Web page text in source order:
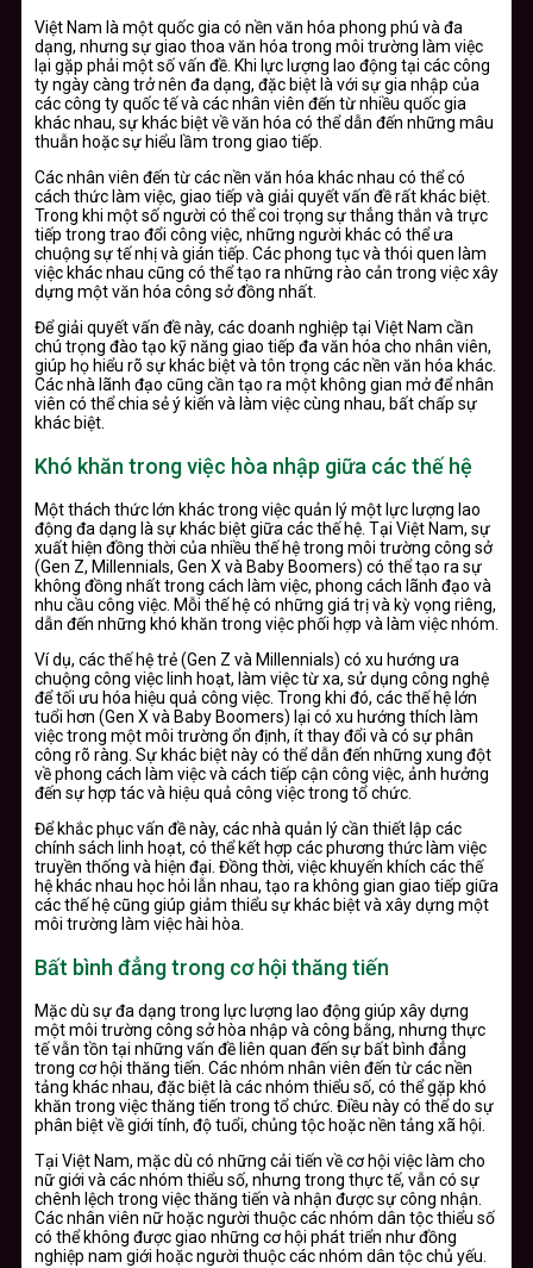
Việt Nam là một quốc gia có nền văn hóa phong phú và đa
dạng, nhưng sự giao thoa văn hóa trong môi trường làm việc
lại gặp phải một số vấn đề. Khi lực lượng lao động tại các công
ty ngày càng trở nên đa dạng, đặc biệt là với sự gia nhập của
các công ty quốc tế và các nhân viên đến từ nhiều quốc gia
khác nhau, sự khác biệt về văn hóa có thể dẫn đến những mâu
thuẫn hoặc sự hiểu lầm trong giao tiếp.
Các nhân viên đến từ các nền văn hóa khác nhau có thể có
cách thức làm việc, giao tiếp và giải quyết vấn đề rất khác biệt.
Trong khi một số người có thể coi trọng sự thẳng thắn và trực
tiếp trong trao đổi công việc, những người khác có thể ưa
chuộng sự tế nhị và gián tiếp. Các phong tục và thói quen làm
việc khác nhau cũng có thể tạo ra những rào cản trong việc xây
dựng một văn hóa công sở đồng nhất.
Để giải quyết vấn đề này, các doanh nghiệp tại Việt Nam cần
chú trọng đào tạo kỹ năng giao tiếp đa văn hóa cho nhân viên,
giúp họ hiểu rõ sự khác biệt và tôn trọng các nền văn hóa khác.
Các nhà lãnh đạo cũng cần tạo ra một không gian mở để nhân
viên có thể chia sẻ ý kiến và làm việc cùng nhau, bất chấp sự
khác biệt.
Khó khăn trong việc hòa nhập giữa các thế hệ
Một thách thức lớn khác trong việc quản lý một lực lượng lao
động đa dạng là sự khác biệt giữa các thế hệ. Tại Việt Nam, sự
xuất hiện đồng thời của nhiều thế hệ trong môi trường công sở
(Gen Z, Millennials, Gen X và Baby Boomers) có thể tạo ra sự
không đồng nhất trong cách làm việc, phong cách lãnh đạo và
nhu cầu công việc. Mỗi thế hệ có những giá trị và kỳ vọng riêng,
dẫn đến những khó khăn trong việc phối hợp và làm việc nhóm.
Ví dụ, các thế hệ trẻ (Gen Z và Millennials) có xu hướng ưa
chuộng công việc linh hoạt, làm việc từ xa, sử dụng công nghệ
để tối ưu hóa hiệu quả công việc. Trong khi đó, các thế hệ lớn
tuổi hơn (Gen X và Baby Boomers) lại có xu hướng thích làm
việc trong một môi trường ổn định, ít thay đổi và có sự phân
công rõ ràng. Sự khác biệt này có thể dẫn đến những xung đột
về phong cách làm việc và cách tiếp cận công việc, ảnh hưởng
đến sự hợp tác và hiệu quả công việc trong tổ chức.
Để khắc phục vấn đề này, các nhà quản lý cần thiết lập các
chính sách linh hoạt, có thể kết hợp các phương thức làm việc
truyền thống và hiện đại. Đồng thời, việc khuyến khích các thế
hệ khác nhau học hỏi lẫn nhau, tạo ra không gian giao tiếp giữa
các thế hệ cũng giúp giảm thiểu sự khác biệt và xây dựng một
môi trường làm việc hài hòa.
Bất bình đẳng trong cơ hội thăng tiến
Mặc dù sự đa dạng trong lực lượng lao động giúp xây dựng
một môi trường công sở hòa nhập và công bằng, nhưng thực
tế vẫn tồn tại những vấn đề liên quan đến sự bất bình đẳng
trong cơ hội thăng tiến. Các nhóm nhân viên đến từ các nền
tảng khác nhau, đặc biệt là các nhóm thiểu số, có thể gặp khó
khăn trong việc thăng tiến trong tổ chức. Điều này có thể do sự
phân biệt về giới tính, độ tuổi, chủng tộc hoặc nền tảng xã hội.
Tại Việt Nam, mặc dù có những cải tiến về cơ hội việc làm cho
nữ giới và các nhóm thiểu số, nhưng trong thực tế, vẫn có sự
chênh lệch trong việc thăng tiến và nhận được sự công nhận.
Các nhân viên nữ hoặc người thuộc các nhóm dân tộc thiểu số
có thể không được giao những cơ hội phát triển như đồng
nghiệp nam giới hoặc người thuộc các nhóm dân tộc chủ yếu.